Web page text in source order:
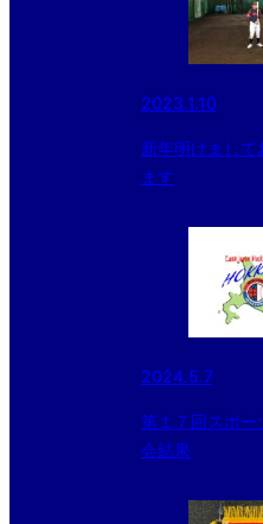
2023.1.10
新年明けまして
ます
2024.5.7
第１７回スポー
会結果